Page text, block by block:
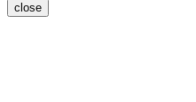
close